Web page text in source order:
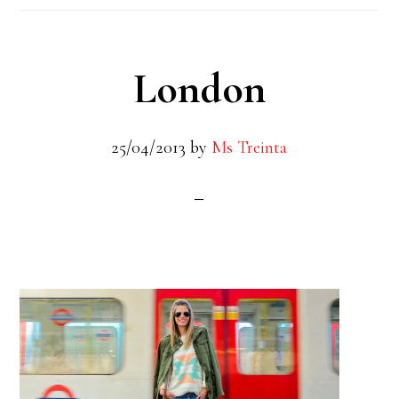
London
25/04/2013 by Ms Treinta